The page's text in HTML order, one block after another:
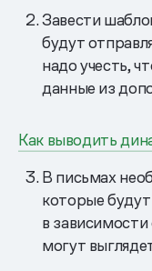
Завести
будут
надо учесть,
данные из
Как выводить
В письмах
которые
в
могут